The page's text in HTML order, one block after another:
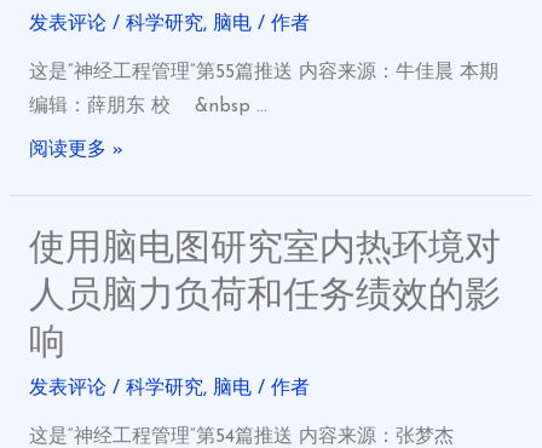
发表评论 / 科学研究, 脑电/ 作者
这是“神经工程管理”第55篇推送 内容来源：牛佳晨 本期
编辑：薛朋东 校 &nbsp …
阅读更多 »
使用脑电图研究室内热环境对
人员脑力负荷和任务绩效的影
响
发表评论 / 科学研究, 脑电/ 作者
这是“神经工程管理”第54篇推送 内容来源：张梦杰